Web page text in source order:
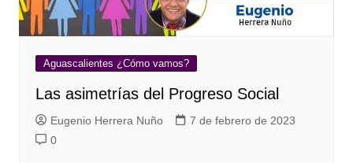
Aguascalientes ¿Cómo vamos?
Las asimetrías del Progreso Social
Eugenio Herrera Nuño
7 de febrero de 2023
0